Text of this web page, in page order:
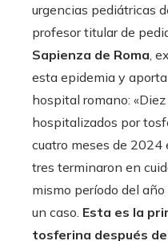
urgencias pediátricas
profesor titular de
Sapienza de Roma ,
esta epidemia y
hospital romano:
hospitalizados por
cuatro meses de 2024
tres terminaron en
mismo período del
un caso. Esta es la
tosferina después